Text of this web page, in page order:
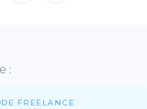
:
FREELANCE